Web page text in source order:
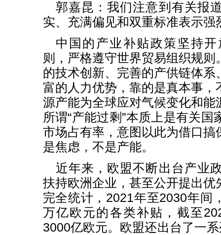
郭嘉昆：我们注意到有关报
实、充满偏见和双重标准表示强
中国的产业补贴政策坚持
则，严格遵守世界贸易组织规
的技术创新、完善的产供链体系
富的人力优势，靠的是真本事，
源产能为全球应对气候变化和能
所谓“产能过剩”本质上是有关
市场占有率，意图以此为借口搞
是焦虑，不是产能。
近年来，欧盟不断出台产业
扶持欧洲企业，甚至公开提出优
完全统计，2021年至2030年间
万亿欧元的各类补贴，截至
3000亿欧元。欧盟还出台了一